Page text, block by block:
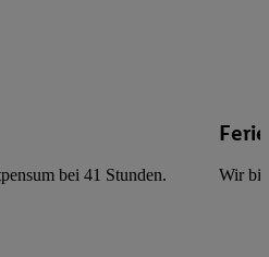
bei 41 Stunden. Wir